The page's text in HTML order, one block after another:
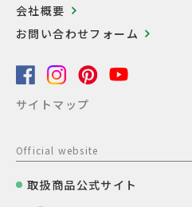
会社概要
お問い合わせフォーム
サイトマップ
Official website
取扱商品公式サイト